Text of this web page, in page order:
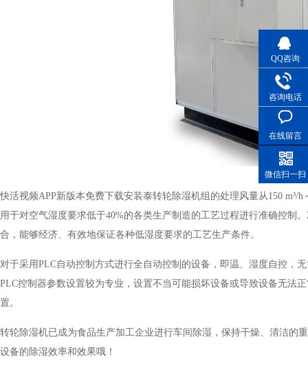
快活视频APP新版本免费下载安装泰转轮除湿机组的处理风量从150 m³/h～
用于对空气湿度要求低于40%的各类生产制造的工艺过程进行准确控制
合，能够经济、有效地保证各种低湿度要求的工艺生产条件。
对于采用PLC自动控制方式进行全自动控制的设备，即温、湿度自控
PLC控制器参数设置较为专业，设置不当可能损坏设备或导致设备无法
置。
转轮除湿机已成为食品生产加工企业进行车间除湿，保持干燥、清洁的重
设备的除湿效率和效果哦！
QQ咨询
咨询电话
在线留言
微信扫一扫